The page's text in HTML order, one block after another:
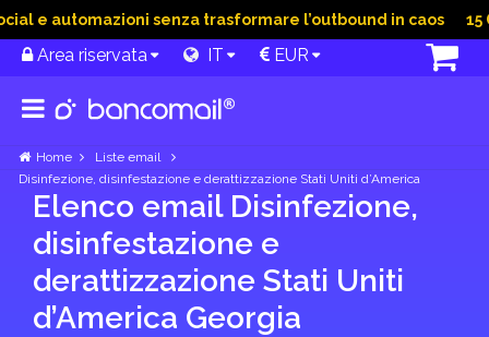
automazioni senza trasformare l’outbound in caos 15
Area riservata IT EUR
Home
Liste email
Disinfezione, disinfestazione e derattizzazione Stati Uniti d’America
Elenco email Disinfezione,
disinfestazione e
derattizzazione Stati Uniti
d’America Georgia